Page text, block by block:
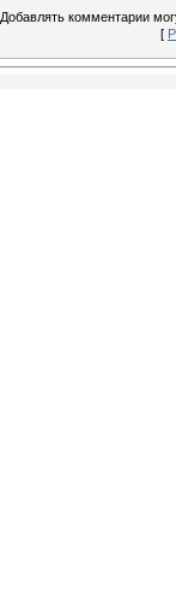
Добавлять комментарии
[